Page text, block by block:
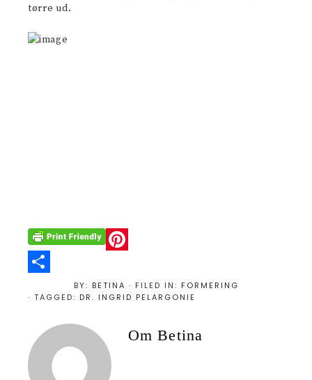
tørre ud.
P
e
r
r
e
BY: BETINA · FILED IN: FORMERING
· TAGGED: DR. INGRID PELARGONIE
OmBetina